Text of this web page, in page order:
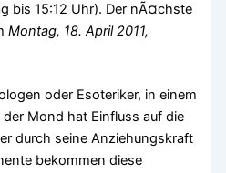
bis 15:12 Uhr). Der nÃ¤chste
Montag, 18. April 2011,
oder Esoteriker, in einem
Mond hat Einfluss auf die
durch seine Anziehungskraft
bekommen diese